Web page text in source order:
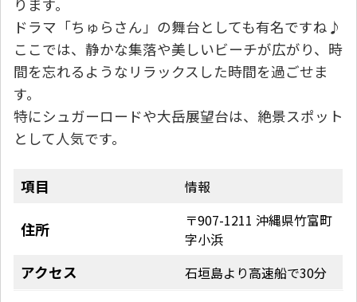
ります。
ドラマ「ちゅらさん」の舞台としても有名ですね♪
ここでは、静かな集落や美しいビーチが広がり、時
間を忘れるようなリラックスした時間を過ごせま
す。
特にシュガーロードや大岳展望台は、絶景スポット
として人気です。
項目 情報
住所
〒907-1211 沖縄県竹富町
字小浜
アクセス 石垣島より高速船で30分